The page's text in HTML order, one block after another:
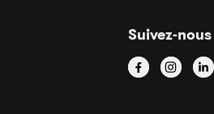
Suivez-nous